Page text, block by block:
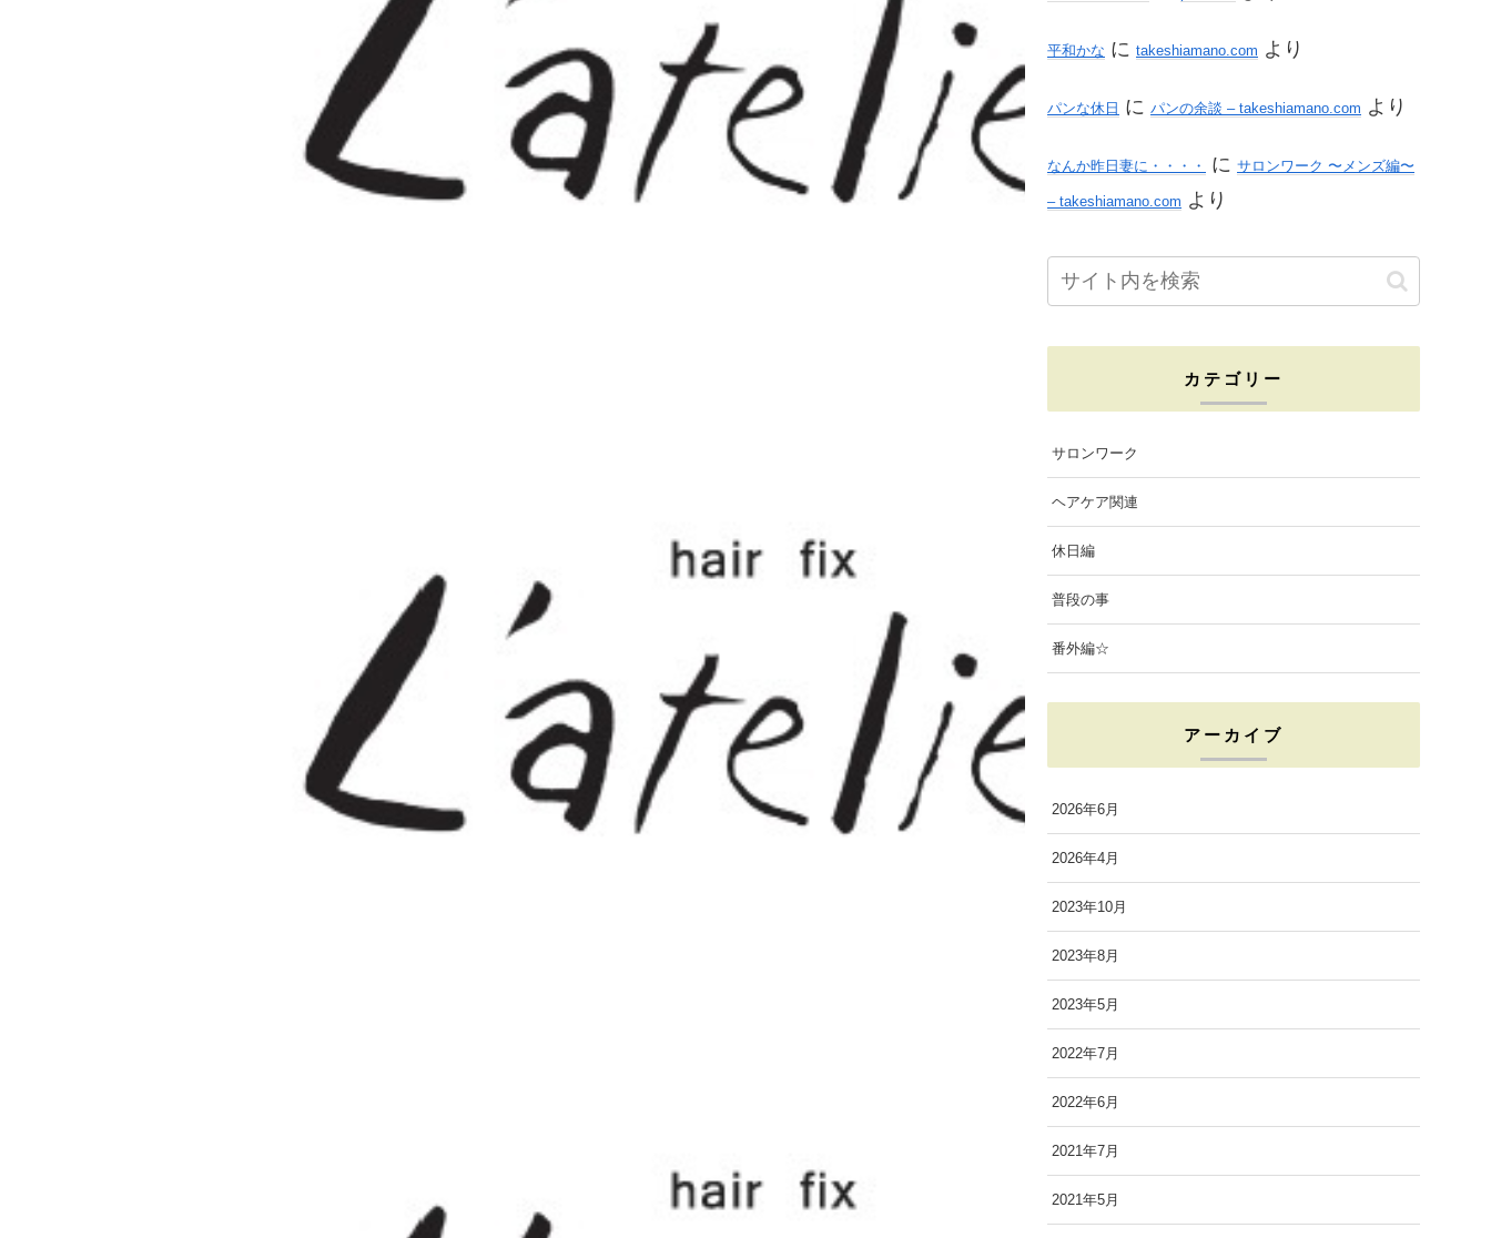
平和かな に takeshiamano.com より
パンな休日 に パンの余談 – takeshiamano.com より
なんか昨日妻に・・・・ に サロンワーク 〜メンズ編〜
– takeshiamano.com より
カテゴリー
サロンワーク
ヘアケア関連
休日編
普段の事
番外編☆
アーカイブ
2026年6月
2026年4月
2023年10月
2023年8月
2023年5月
2022年7月
2022年6月
2021年7月
2021年5月